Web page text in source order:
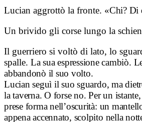
Lucian aggrottò la fronte. «Chi? Di
Un brivido gli corse lungo la
Il guerriero si voltò di lato, lo
spalle. La sua espressione cambiò.
abbandonò il suo volto.
Lucian seguì il suo sguardo, ma
la taverna.O forse no.Per un
prese forma nell’oscurità: un
appena accennato, scolpito nella